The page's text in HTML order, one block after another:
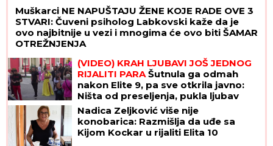
Muškarci NE NAPUŠTAJU ŽENE KOJE RADE OVE 3
STVARI: Čuveni psiholog Labkovski kaže da je
ovo najbitnije u vezi i mnogima će ovo biti ŠAMAR
OTREŽNJENJA
(VIDEO) KRAH LJUBAVI JOŠ JEDNOG
RIJALITI PARAŠutnula ga odmah
nakon Elite 9, pa sve otkrila javno:
Ništa od preseljenja, pukla ljubav
preko noći
Nadica Zeljković više nije
konobarica: Razmišlja da uđe sa
Kijom Kockar u rijaliti Elita 10